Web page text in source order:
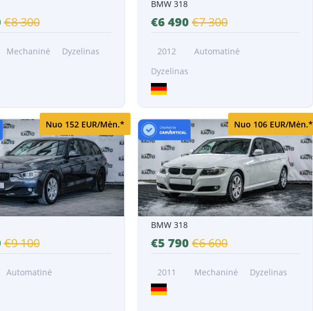
€8 300
Mechaninė Dyzelinas
BMW 318
€6 490 €7 300
2012
Automatinė
Dyzelinas
Nuo 152 EUR/Mėn.*
€9 100
Automatinė
Nuo 106 EUR/Mėn.*
BMW 318
€5 790 €6 600
2011 Mechaninė Dyzelinas